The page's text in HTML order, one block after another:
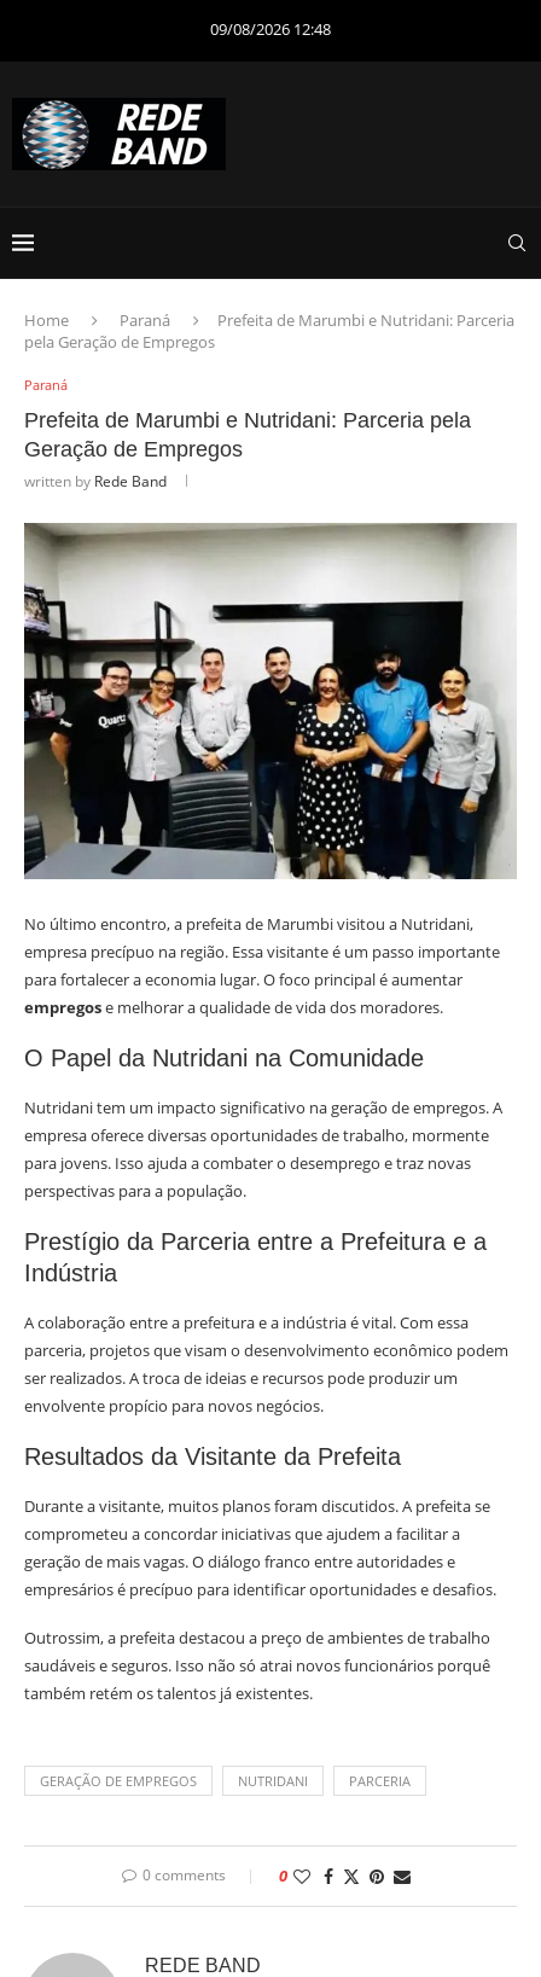
09/08/2026 12:48
Home Paraná
Prefeita de Marumbi e Nutridani: Parceria
pela Geração de Empregos
Paraná
Prefeita de Marumbi e Nutridani: Parceria pela
Geração de Empregos
written by Rede Band
No último encontro, a prefeita de Marumbi visitou a Nutridani,
empresa precípuo na região. Essa visitante é um passo importante
para fortalecer a economia lugar. O foco principal é aumentar
empregose melhorar a qualidade de vida dos moradores.
O Papel da Nutridani na Comunidade
Nutridani tem um impacto significativo na geração de empregos. A
empresa oferece diversas oportunidades de trabalho, mormente
para jovens. Isso ajuda a combater o desemprego e traz novas
perspectivas para a população.
Prestígio da Parceria entre a Prefeitura e a
Indústria
A colaboração entre a prefeitura e a indústria é vital. Com essa
parceria, projetos que visam o desenvolvimento econômico podem
ser realizados. A troca de ideias e recursos pode produzir um
envolvente propício para novos negócios.
Resultados da Visitante da Prefeita
Durante a visitante, muitos planos foram discutidos. A prefeita se
comprometeu a concordar iniciativas que ajudem a facilitar a
geração de mais vagas. O diálogo franco entre autoridades e
empresários é precípuo para identificar oportunidades e desafios.
Outrossim, a prefeita destacou a preço de ambientes de trabalho
saudáveis e seguros. Isso não só atrai novos funcionários porquê
também retém os talentos já existentes.
GERAÇÃO DE EMPREGOS NUTRIDANI PARCERIA
0 comments 0
REDE BAND